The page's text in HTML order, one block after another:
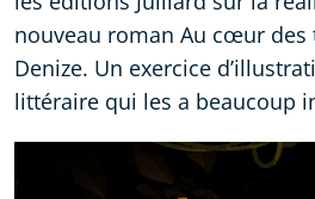
nouveau roman Au cœur des
Denize. Un exercice
littéraire qui les a beaucoup